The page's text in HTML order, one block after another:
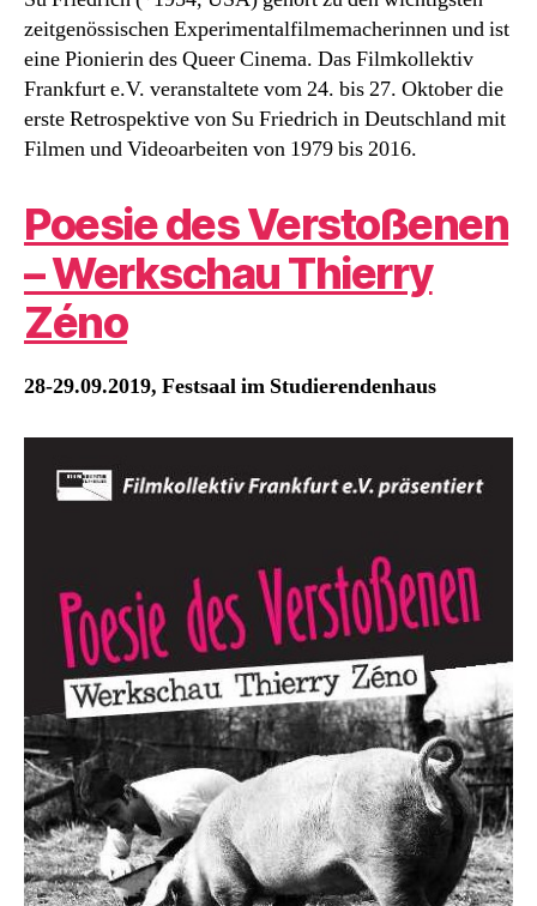
zeitgenössischen Experimentalfilmemacherinnen und ist
eine Pionierin des Queer Cinema. Das Filmkollektiv
Frankfurt e.V. veranstaltete vom 24. bis 27. Oktober die
erste Retrospektive von Su Friedrich in Deutschland mit
Filmen und Videoarbeiten von 1979 bis 2016.
Poesie des Verstoßenen
– Werkschau Thierry
Zéno
28-29.09.2019, Festsaal im Studierendenhaus